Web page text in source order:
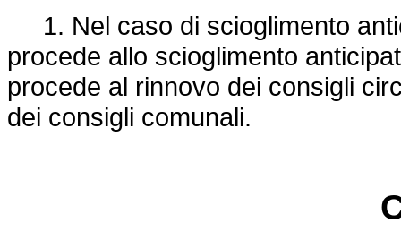
1. Nel caso di scioglimento
procede allo scioglimento
procede al rinnovo dei consigli
dei consigli comunali.